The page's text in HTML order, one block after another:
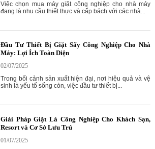
Việc chọn mua máy giặt công nghiệp cho nhà máy
đang là nhu cầu thiết thực và cấp bách với các nhà...
Đầu Tư Thiết Bị Giặt Sấy Công Nghiệp Cho Nhà
Máy: Lợi Ích Toàn Diện
02/07/2025
Trong bối cảnh sản xuất hiện đại, nơi hiệu quả và vệ
sinh là yếu tố sống còn, việc đầu tư thiết bị...
Giải Pháp Giặt Là Công Nghiệp Cho Khách Sạn,
Resort và Cơ Sở Lưu Trú
01/07/2025